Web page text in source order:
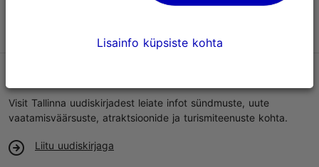
Visit Tallinna uudiskirjadest leiate infot sündmuste, uute
vaatamisväärsuste, atraktsioonide ja turismiteenuste kohta.
Liitu uudiskirjaga
Lisainfo küpsiste kohta